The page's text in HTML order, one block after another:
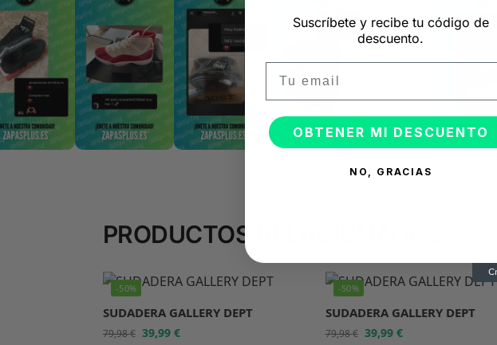
PRODUCTOS RELACIONADOS
-50%
SUDADERA GALLERY DEPT
79,98€ 39,99 €
-50%
SUDADERA GALLERY DEPT
79,98€ 39,99 €
Suscríbete y recibe tu código de
descuento.
OBTENER MI DESCUENTO
NO, GRACIAS